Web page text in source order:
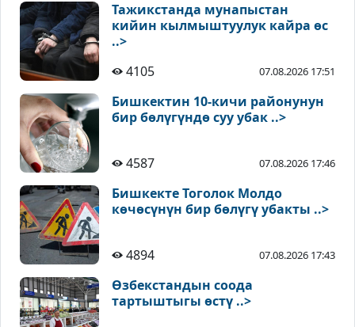
Тажикстанда мунапыстан
кийин кылмыштуулук кайра өс
..>
4105
07.08.2026 17:51
Бишкектин 10-кичи районунун
бир бөлүгүндө суу убак ..>
4587 07.08.2026 17:46
Бишкекте Тоголок Молдо
көчөсүнүн бир бөлүгү убакты ..>
4894 07.08.2026 17:43
Өзбекстандын соода
тартыштыгы өстү ..>